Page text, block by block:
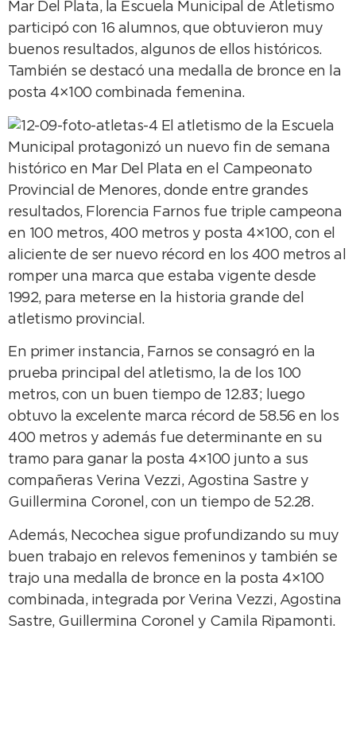
Mar Del Plata, la Escuela Municipal de Atletismo
participó con 16 alumnos, que obtuvieron muy
buenos resultados, algunos de ellos históricos.
También se destacó una medalla de bronce en la
posta 4×100 combinada femenina.
El atletismo de la Escuela
Municipal protagonizó un nuevo fin de semana
histórico en Mar Del Plata en el Campeonato
Provincial de Menores, donde entre grandes
resultados, Florencia Farnos fue triple campeona
en 100 metros, 400 metros y posta 4×100, con el
aliciente de ser nuevo récord en los 400 metros al
romper una marca que estaba vigente desde
1992, para meterse en la historia grande del
atletismo provincial.
En primer instancia, Farnos se consagró en la
prueba principal del atletismo, la de los 100
metros, con un buen tiempo de 12.83; luego
obtuvo la excelente marca récord de 58.56 en los
400 metros y además fue determinante en su
tramo para ganar la posta 4×100 junto a sus
compañeras Verina Vezzi, Agostina Sastre y
Guillermina Coronel, con un tiempo de 52.28.
Además, Necochea sigue profundizando su muy
buen trabajo en relevos femeninos y también se
trajo una medalla de bronce en la posta 4×100
combinada, integrada por Verina Vezzi, Agostina
Sastre, Guillermina Coronel y Camila Ripamonti.